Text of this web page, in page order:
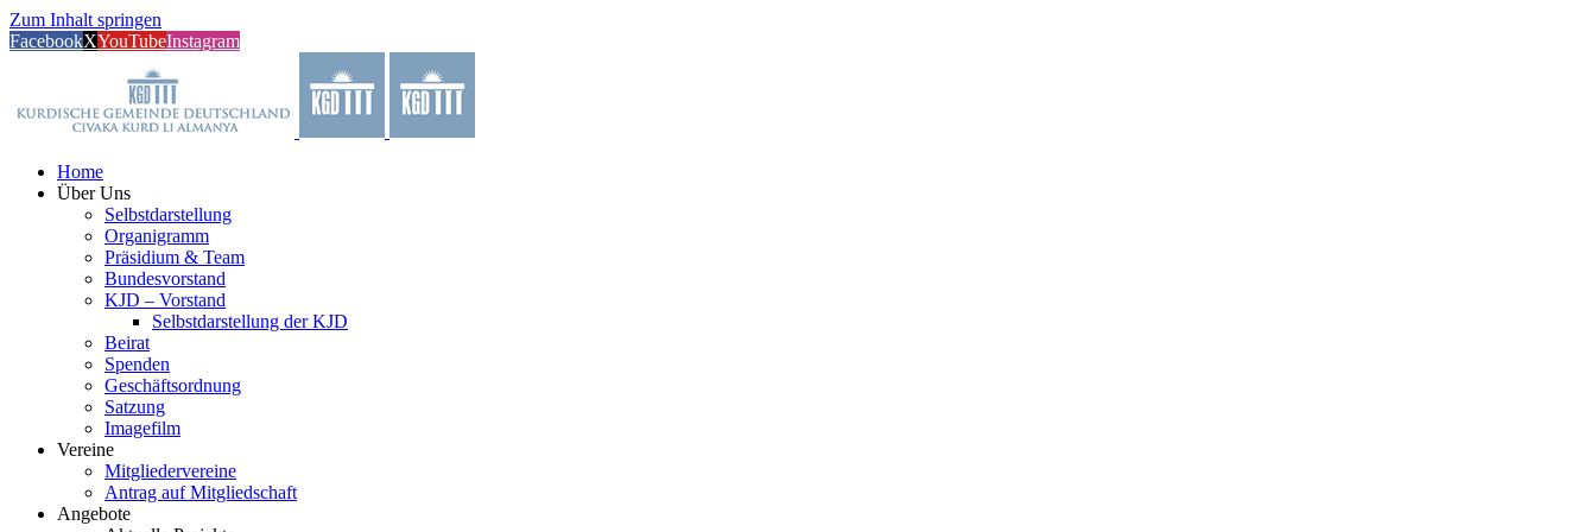
Zum Inhalt springen
FacebookXYouTubeInstagram
Home
Über Uns
Selbstdarstellung
Organigramm
Präsidium & Team
Bundesvorstand
KJD – Vorstand
Selbstdarstellung der KJD
Beirat
Spenden
Geschäftsordnung
Satzung
Imagefilm
Vereine
Mitgliedervereine
Antrag auf Mitgliedschaft
Angebote